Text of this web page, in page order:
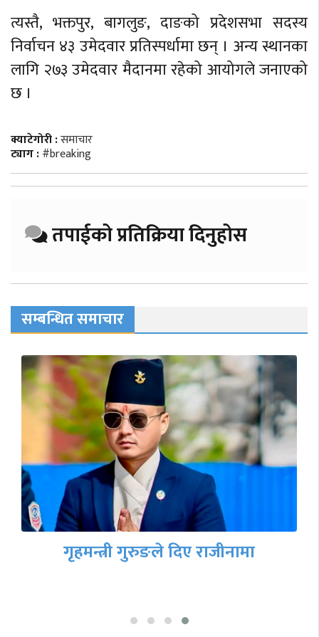
त्यस्तै, भक्तपुर, बागलुङ, दाङको प्रदेशसभा सदस्य
निर्वाचन ४३ उमेदवार प्रतिस्पर्धामा छन् । अन्य स्थानका
लागि २७३ उमेदवार मैदानमा रहेको आयोगले जनाएको
छ ।
क्याटेगोरी :समाचार
ट्याग :#breaking
तपाईको प्रतिक्रिया दिनुहोस
सम्बन्धित समाचार
गृहमन्त्री गुरुङले दिए राजीनामा